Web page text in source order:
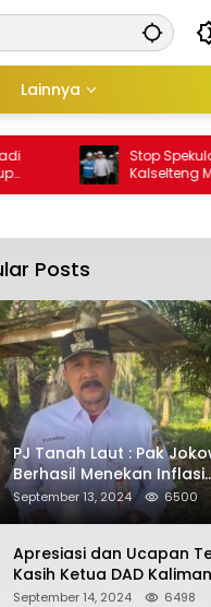
Lainnya
Stop Spekulasi!
Kalselteng Murni
Batu Bara
Posts
PJ Tanah Laut : Pak
Berhasil Menekan Inflasi
Menjadi Salah Satu Yang
Terendah se Asean.
September 13, 2024 6500
Apresiasi dan Ucapan
Kasih Ketua DAD
Selatan Kepada Presiden
September 14, 2024 6498